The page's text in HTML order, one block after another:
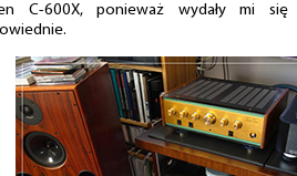
C-600X, ponieważ wydały mi